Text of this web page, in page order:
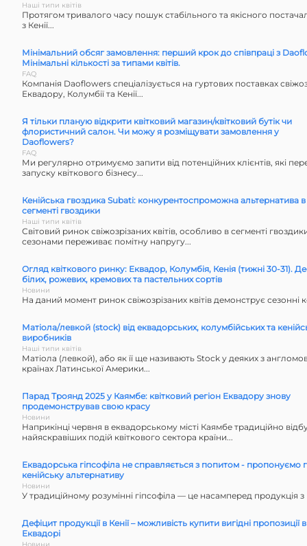
Наші типи квітів
Протягом тривалого часу пошук стабільного та якісного
з Кенії...
Мінімальний обсяг замовлення: перший крок до співпраці з
Мінімальні кількості за типами квітів.
FAQ
Компанія Daoflowers спеціалізується на гуртових поставках
Еквадору, Колумбії та Кенії...
Я тільки планую відкрити квітковий магазин/квітковий бутік чи
флористичний салон. Чи можу я розміщувати замовлення у
Daoflowers?
FAQ
Ми регулярно отримуємо запити від потенційних клієнтів, які
запуску квіткового бізнесу...
Кенійська гвоздика Subati: конкурентоспроможна альтернатива в
сегменті гвоздики
Наші типи квітів
Світовий ринок свіжозрізаних квітів, особливо в сегменті
сезонами переживає помітну напругу...
Огляд квіткового ринку: Еквадор, Колумбія, Кенія (тижні 30-31).
білих, рожевих, кремових та пастельних сортів
Новини
На даний момент ринок свіжозрізаних квітів демонструє сезонні
Матіола/левкой (stock) від еквадорських, колумбійських та
виробників
Наші типи квітів
Матіола (левкой), або як її ще називають Stock у деяких з
країнах Латинської Америки...
Парад Троянд 2025 у Каямбе: квітковий регіон Еквадору знову
продемонстрував свою красу
Новини
Наприкінці червня в еквадорському місті Каямбе традиційно
найяскравіших подій квіткового сектора країни...
Еквадорська гіпсофіла не справляється з попитом - пропонуємо
кенійську альтернативу
Новини
У традиційному розумінні гіпсофіла — це насамперед продукція
Дефіцит продукції в Кенії – можливість купити вигідні пропозиції в
Еквадорі